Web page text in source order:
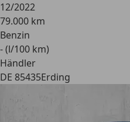
12/2022
79.000 km
Benzin
- (l/100 km)
Händler
DE 85435Erding